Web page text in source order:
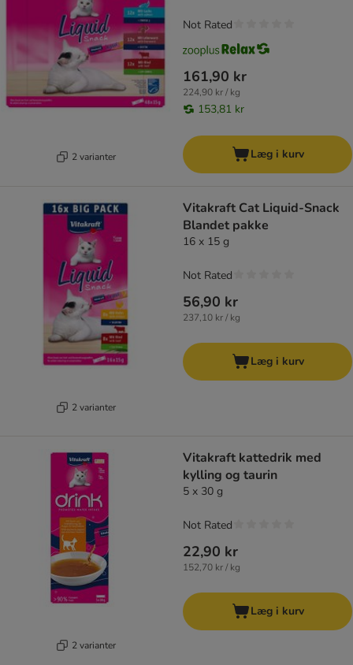
2 varianter
161,90 kr
224,90 kr / kg
153,81 kr
Not Rated
Læg i kurv
2 varianter
Vitakraft Cat Liquid-Snack
Blandet pakke
16 x 15 g
56,90 kr
237,10 kr / kg
Not Rated
Læg i kurv
2 varianter
Vitakraft kattedrik med
kylling og taurin
5 x 30 g
22,90 kr
152,70 kr / kg
Not Rated
Læg i kurv